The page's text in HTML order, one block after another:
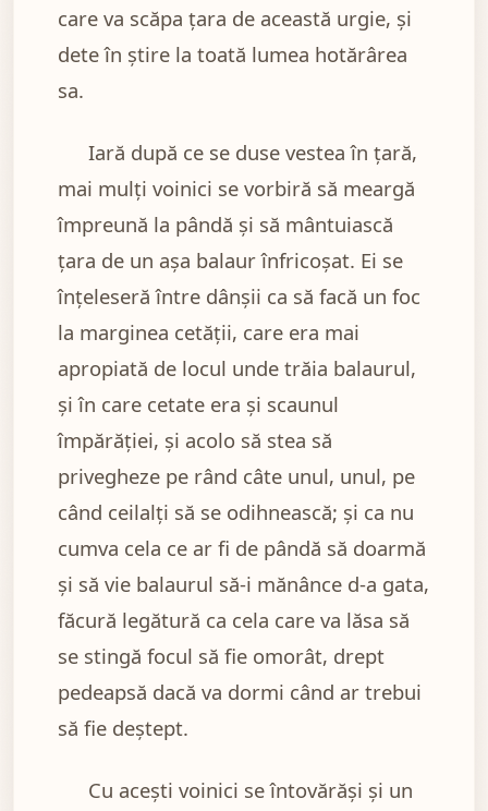
care va scăpa ţara de această urgie, şi
dete în ştire la toată lumea hotărârea
sa.
Iară după ce se duse vestea în ţară,
mai mulţi voinici se vorbiră să meargă
împreună la pândă şi să mântuiască
ţara de un aşa balaur înfricoşat. Ei se
înţeleseră între dânşii ca să facă un foc
la marginea cetăţii, care era mai
apropiată de locul unde trăia balaurul,
şi în care cetate era şi scaunul
împărăţiei, şi acolo să stea să
privegheze pe rând câte unul, unul, pe
când ceilalţi să se odihnească; şi ca nu
cumva cela ce ar fi de pândă să doarmă
şi să vie balaurul să-i mănânce d-a gata,
făcură legătură ca cela care va lăsa să
se stingă focul să fie omorât, drept
pedeapsă dacă va dormi când ar trebui
să fie deştept.
Cu aceşti voinici se întovărăşi şi un